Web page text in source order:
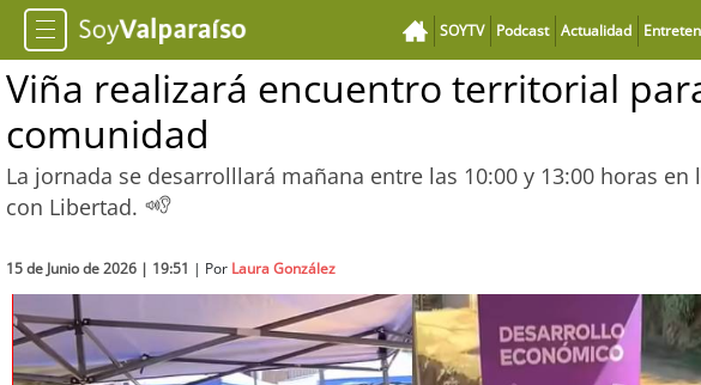
SOYTV Podcast Actualidad
Viña realizará encuentro territorial
comunidad
La jornada se desarrolllará mañana entre las 10:00 y 13:00 horas
con Libertad.
15 de Junio de 2026 | 19:51 | Por Laura González